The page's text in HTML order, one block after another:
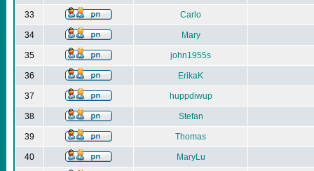
33 Carlo
34 Mary
35 john1955s
36 ErikaK
37 huppdiwup
38 Stefan
39 Thomas
40 MaryLu